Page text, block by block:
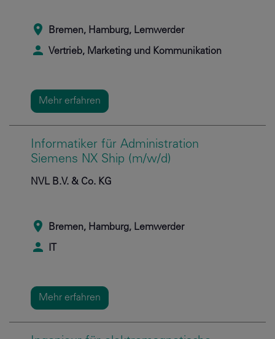
Bremen, Hamburg, Lemwerder
Vertrieb, Marketing und Kommunikation
Mehr erfahren
Informatiker für Administration
Siemens NX Ship (m/w/d)
NVL B.V. & Co. KG
Bremen, Hamburg, Lemwerder
Mehr erfahren